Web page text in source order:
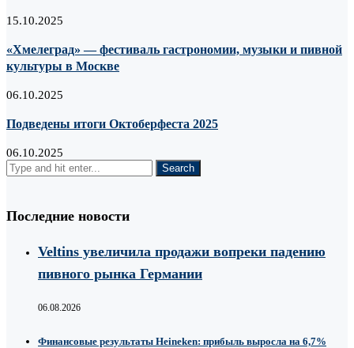
15.10.2025
«Хмелеград» — фестиваль гастрономии, музыки и пивной
культуры в Москве
06.10.2025
Подведены итоги Октоберфеста 2025
06.10.2025
Последние новости
Veltins увеличила продажи вопреки падению
пивного рынка Германии
06.08.2026
Финансовые результаты Heineken: прибыль выросла на 6,7%